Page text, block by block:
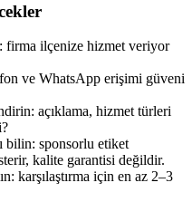
ilçenize hizmet veriyor
ve WhatsApp erişimi güveni
açıklama, hizmet türleri
bilin: sponsorlu etiket
kalite garantisi değildir.
karşılaştırma için en az 2–3